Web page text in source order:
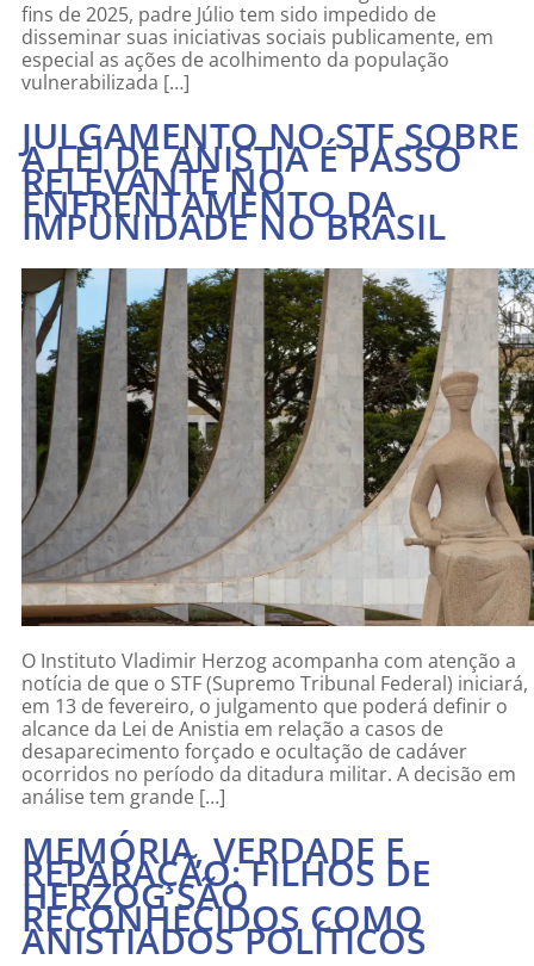
fins de 2025, padre Júlio tem sido impedido de
disseminar suas iniciativas sociais publicamente, em
especial as ações de acolhimento da população
vulnerabilizada […]
JULGAMENTO NO STF SOBRE
A LEI DE ANISTIA É PASSO
RELEVANTE NO
ENFRENTAMENTO DA
IMPUNIDADE NO BRASIL
O Instituto Vladimir Herzog acompanha com atenção a
notícia de que o STF (Supremo Tribunal Federal) iniciará,
em 13 de fevereiro, o julgamento que poderá definir o
alcance da Lei de Anistia em relação a casos de
desaparecimento forçado e ocultação de cadáver
ocorridos no período da ditadura militar. A decisão em
análise tem grande […]
MEMÓRIA, VERDADE E
REPARAÇÃO: FILHOS DE
HERZOG SÃO
RECONHECIDOS COMO
ANISTIADOS POLÍTICOS